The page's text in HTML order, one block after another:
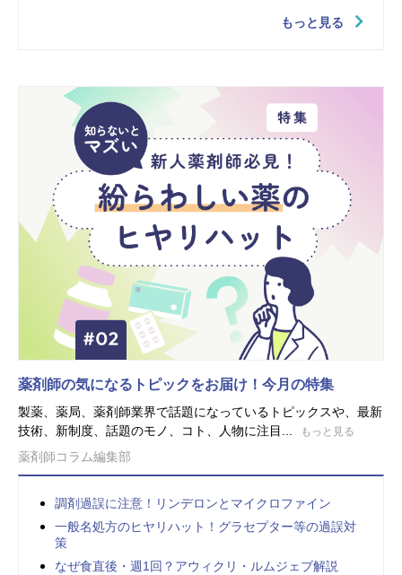
もっと見る
薬剤師の気になるトピックをお届け！今月の特集
製薬、薬局、薬剤師業界で話題になっているトピックスや、最新
技術、新制度、話題のモノ、コト、人物に注目...
もっと見る
薬剤師コラム編集部
調剤過誤に注意！リンデロンとマイクロファイン
一般名処方のヒヤリハット！グラセプター等の過誤対
策
なぜ食直後・週1回？アウィクリ・ルムジェブ解説